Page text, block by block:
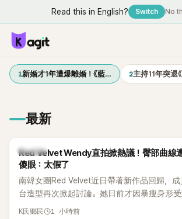
Read this in English? Switch No
1新婚才1年遭爆離婚！《藍… 2主持11年突退
最新
K-POP
Red Velvet Wendy直拍掀熱議！臀部曲線遭
傻眼：太假了
南韓女團Red Velvet近日帶著新作品回歸，
台造型再次掀起討論。她日前才因暴瘦身形
被質疑在舞台上使用臀墊，如今最新打歌舞台
K氏鄉民 1 小時前